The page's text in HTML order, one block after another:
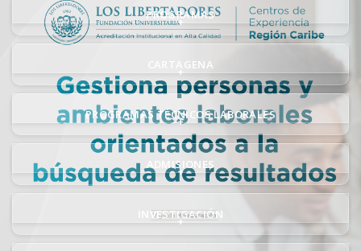
PROGRAMAS
+
CARTAGENA
+
PROGRAMAS TÉCNICOS LABORALES
+
ADMISIONES
+
INVESTIGACIÓN
+